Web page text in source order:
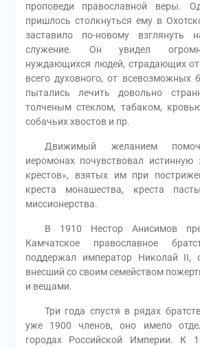
проповеди православной веры.
пришлось столкнуться ему в
заставило по-новому взглянуть
служение. Он увидел
нуждающихся людей, страдающих
всего духовного, от всевозможных
пытались лечить довольно
толченым стеклом, табаком,
собачьих хвостов и пр.
Движимый желанием
иеромонах почувствовал истинную
крестов», взятых им при
креста монашества, креста
миссионерства.
В 1910 Нестор Анисимов
Камчатское православное
поддержал император Николай II,
внесший со своим семейством
и вещами.
Три года спустя в рядах
уже 1900 членов, оно имело
городах Российской Империи. К